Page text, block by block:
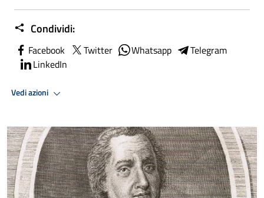
Condividi:
Facebook Twitter Whatsapp
Telegram
LinkedIn
Vedi azioni